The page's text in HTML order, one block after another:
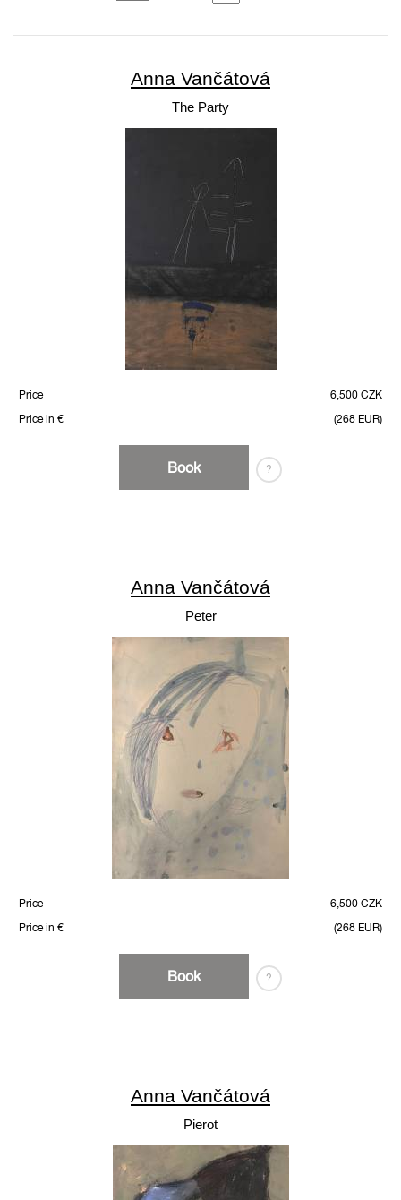
Anna Vančátová
The Party
Price
6,500 CZK
Price in €
(268 EUR)
Book ?
Anna Vančátová
Peter
Price
6,500 CZK
Price in €
(268 EUR)
Book ?
Anna Vančátová
Pierot